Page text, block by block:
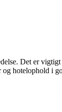
Det er vigtigt
hotelophold i